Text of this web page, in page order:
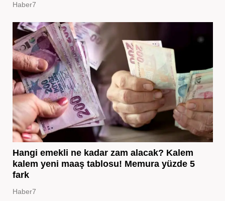
Haber7
Hangi emekli ne kadar zam alacak? Kalem
kalem yeni maaş tablosu! Memura yüzde 5
fark
Haber7